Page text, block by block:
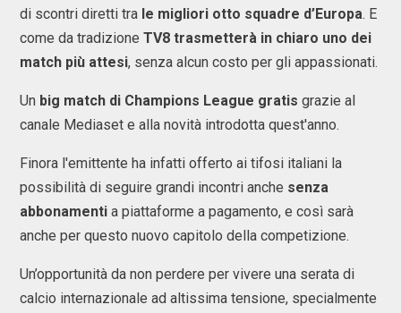
di scontri diretti tra le migliori otto squadre d’Europa. E
come da tradizione TV8 trasmetterà in chiaro uno dei
match più attesi, senza alcun costo per gli appassionati.
Un big match di Champions League gratis grazie al
canale Mediaset e alla novità introdotta quest'anno.
Finora l'emittente ha infatti offerto ai tifosi italiani la
possibilità di seguire grandi incontri anche senza
abbonamenti a piattaforme a pagamento, e così sarà
anche per questo nuovo capitolo della competizione.
Un’opportunità da non perdere per vivere una serata di
calcio internazionale ad altissima tensione, specialmente